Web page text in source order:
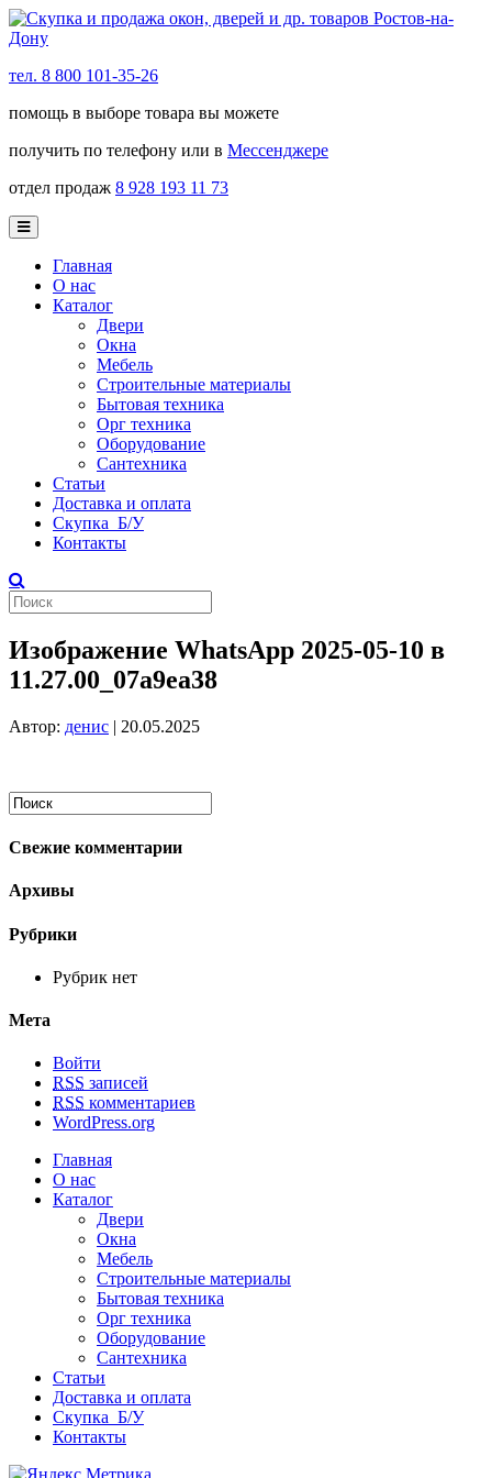
тел. 8 800 101-35-26
помощь в выборе товара вы можете
получить по телефону или в Мессенджере
отдел продаж 8 928 193 11 73
Главная
О нас
Каталог
Двери
Окна
Мебель
Строительные материалы
Бытовая техника
Орг техника
Оборудование
Сантехника
Статьи
Доставка и оплата
Скупка Б/У
Контакты
Изображение WhatsApp 2025-05-10 в
11.27.00_07a9ea38
Автор: денис | 20.05.2025
Свежие комментарии
Архивы
Рубрики
Рубрик нет
Мета
Войти
RSS записей
RSS комментариев
WordPress.org
Главная
О нас
Каталог
Двери
Окна
Мебель
Строительные материалы
Бытовая техника
Орг техника
Оборудование
Сантехника
Статьи
Доставка и оплата
Скупка Б/У
Контакты